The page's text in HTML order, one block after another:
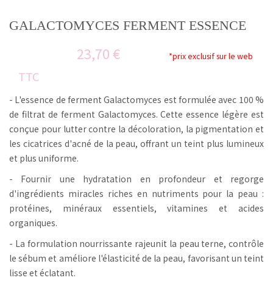
GALACTOMYCES FERMENT ESSENCE
23,70 € *prix exclusif sur le web
TTC
- L'essence de ferment Galactomyces est formulée avec 100 %
de filtrat de ferment Galactomyces. Cette essence légère est
conçue pour lutter contre la décoloration, la pigmentation et
les cicatrices d'acné de la peau, offrant un teint plus lumineux
et plus uniforme.
- Fournir une hydratation en profondeur et regorge
d'ingrédients miracles riches en nutriments pour la peau :
protéines, minéraux essentiels, vitamines et acides
organiques.
- La formulation nourrissante rajeunit la peau terne, contrôle
le sébum et améliore l'élasticité de la peau, favorisant un teint
lisse et éclatant.